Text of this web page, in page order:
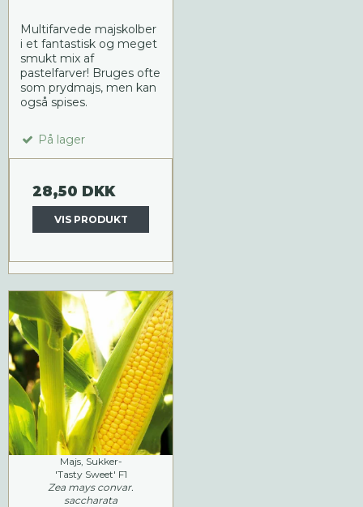
Multifarvede majskolber
i et fantastisk og meget
smukt mix af
pastelfarver! Bruges ofte
som prydmajs, men kan
også spises.
På lager
28,50 DKK
VIS PRODUKT
Majs, Sukker-
'Tasty Sweet' F1
Zea mays convar.
saccharata